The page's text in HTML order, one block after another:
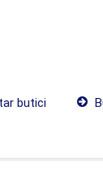
butici